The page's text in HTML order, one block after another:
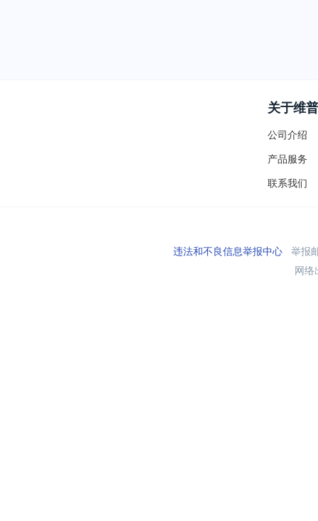
关于维普
公司介绍
产品服务
联系我们
违法和不良信息举报中心举报
网